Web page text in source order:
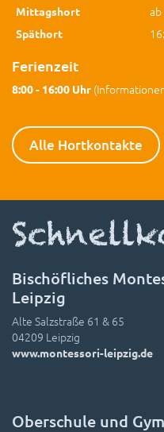
Mittagshort
Späthort
Ferienzeit
8:00 - 16:00 Uhr
Alle Hortkontakte
Bischöfliches
Leipzig
Alte Salzstraße 61 & 65
04209 Leipzig
www.montessori-leipzig.de
Oberschule und